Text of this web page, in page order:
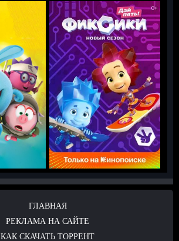
ГЛАВНАЯ
РЕКЛАМА НА САЙТЕ
КАК СКАЧАТЬ ТОРРЕНТ